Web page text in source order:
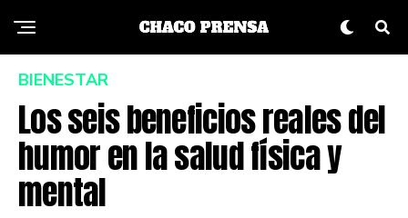
BIENESTAR
Los seis beneficios reales del
humor en la salud física y
mental